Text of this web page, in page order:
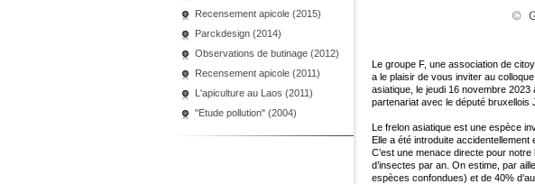
Recensement apicole (2015)
Parckdesign (2014)
Observations de butinage (2012)
Recensement apicole (2011)
L'apiculture au Laos (2011)
"Etude pollution" (2004)
Le groupe F, une association de
a le plaisir de vous inviter au
asiatique, le jeudi 16 novembre
partenariat avec le député bruxellois
Le frelon asiatique est une espèce
Elle a été introduite accidentellement
C’est une menace directe pour
d’insectes par an. On estime, par
espèces confondues) et de 40%